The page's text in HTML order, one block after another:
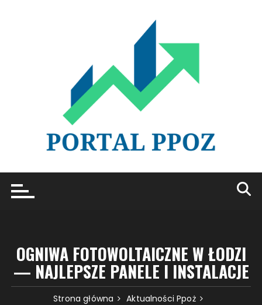
OGNIWA FOTOWOLTAICZNE W ŁODZI
— NAJLEPSZE PANELE I INSTALACJE
Strona główna
Aktualności Ppoż